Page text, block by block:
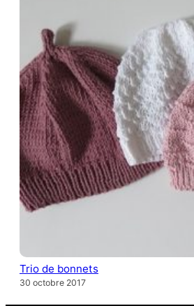
Trio de bonnets
30 octobre 2017